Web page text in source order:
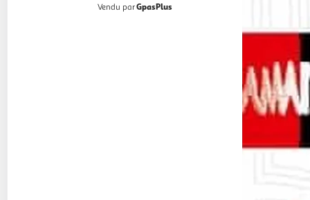
Vendu parGpasPlus